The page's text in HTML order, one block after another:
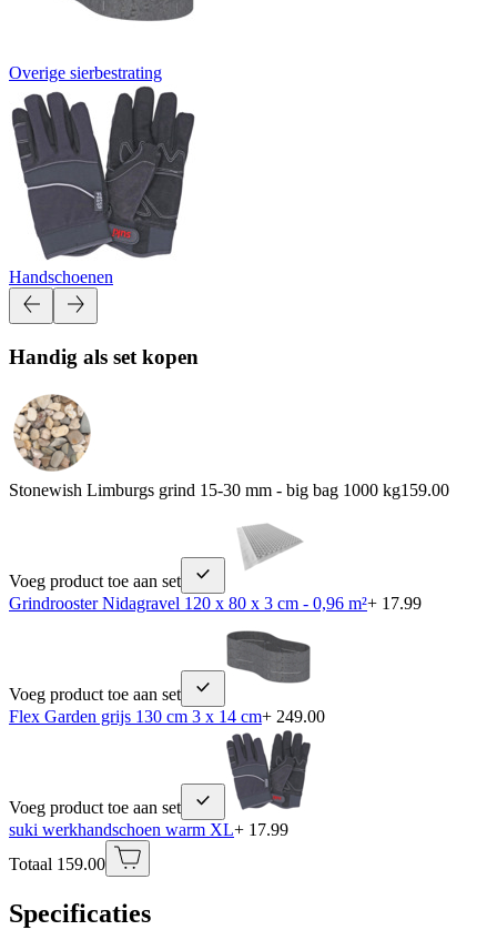
Overige sierbestrating
Handschoenen
Handig als set kopen
Stonewish Limburgs grind 15-30 mm - big bag 1000 kg159.00
Voeg product toe aan set
Grindrooster Nidagravel 120 x 80 x 3 cm - 0,96 m²+ 17.99
Voeg product toe aan set
Flex Garden grijs 130 cm 3 x 14 cm+ 249.00
Voeg product toe aan set
suki werkhandschoen warm XL+ 17.99
Totaal 159.00
Specificaties